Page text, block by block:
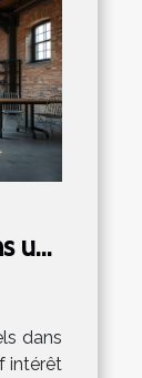
un
dans
intérêt